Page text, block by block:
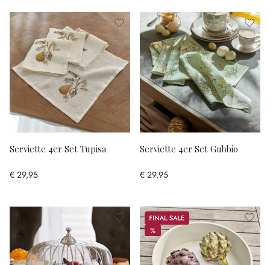
Serviette 4er Set Tupisa
€ 29,95
Serviette 4er Set Gubbio
€ 29,95
Sale
%
%